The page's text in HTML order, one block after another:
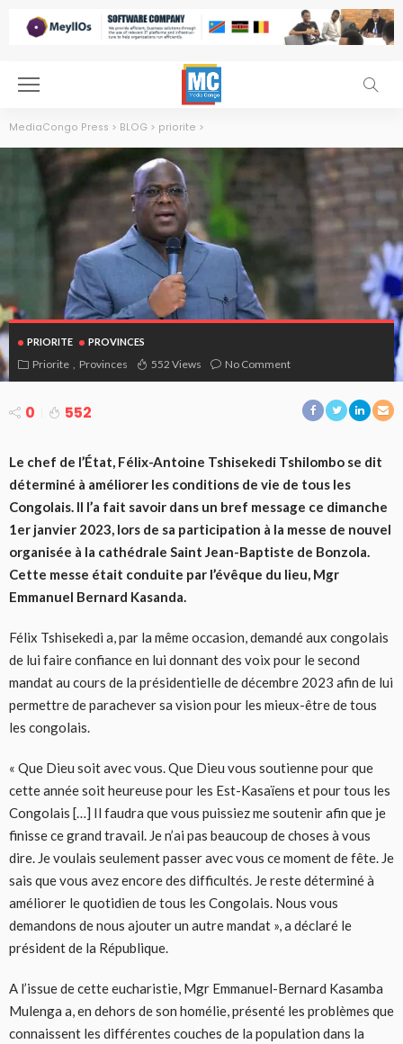
MediaCongo Press > BLOG > priorite >
PRIORITE PROVINCES
Priorite Provinces 552 Views No Comment
0 552
Le chef de l’État, Félix-Antoine Tshisekedi Tshilombo se dit
déterminé à améliorer les conditions de vie de tous les
Congolais. Il l’a fait savoir dans un bref message ce dimanche
1er janvier 2023, lors de sa participation à la messe de nouvel
organisée à la cathédrale Saint Jean-Baptiste de Bonzola.
Cette messe était conduite par l’évêque du lieu, Mgr
Emmanuel Bernard Kasanda.
Félix Tshisekedi a, par la même occasion, demandé aux congolais
de lui faire confiance en lui donnant des voix pour le second
mandat au cours de la présidentielle de décembre 2023 afin de lui
permettre de parachever sa vision pour les mieux-être de tous
les congolais.
« Que Dieu soit avec vous. Que Dieu vous soutienne pour que
cette année soit heureuse pour les Est-Kasaïens et pour tous les
Congolais […] Il faudra que vous puissiez me soutenir afin que je
finisse ce grand travail. Je n’ai pas beaucoup de choses à vous
dire. Je voulais seulement passer avec vous ce moment de fête. Je
sais que vous avez encore des difficultés. Je reste déterminé à
améliorer le quotidien de tous les Congolais. Nous vous
demandons de nous ajouter un autre mandat », a déclaré le
président de la République.
A l’issue de cette eucharistie, Mgr Emmanuel-Bernard Kasamba
Mulenga a, en dehors de son homélie, présenté les problèmes que
connaissent les différentes couches de la population dans la